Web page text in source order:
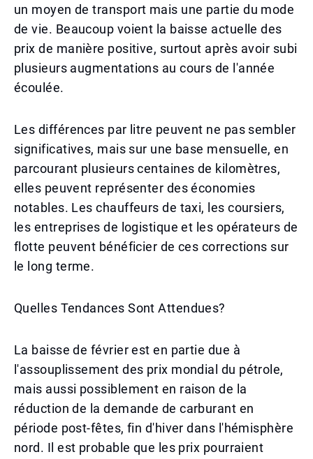
un moyen de transport mais une partie du mode
de vie. Beaucoup voient la baisse actuelle des
prix de manière positive, surtout après avoir subi
plusieurs augmentations au cours de l'année
écoulée.
Les différences par litre peuvent ne pas sembler
significatives, mais sur une base mensuelle, en
parcourant plusieurs centaines de kilomètres,
elles peuvent représenter des économies
notables. Les chauffeurs de taxi, les coursiers,
les entreprises de logistique et les opérateurs de
flotte peuvent bénéficier de ces corrections sur
le long terme.
Quelles Tendances Sont Attendues?
La baisse de février est en partie due à
l'assouplissement des prix mondial du pétrole,
mais aussi possiblement en raison de la
réduction de la demande de carburant en
période post-fêtes, fin d'hiver dans l'hémisphère
nord. Il est probable que les prix pourraient